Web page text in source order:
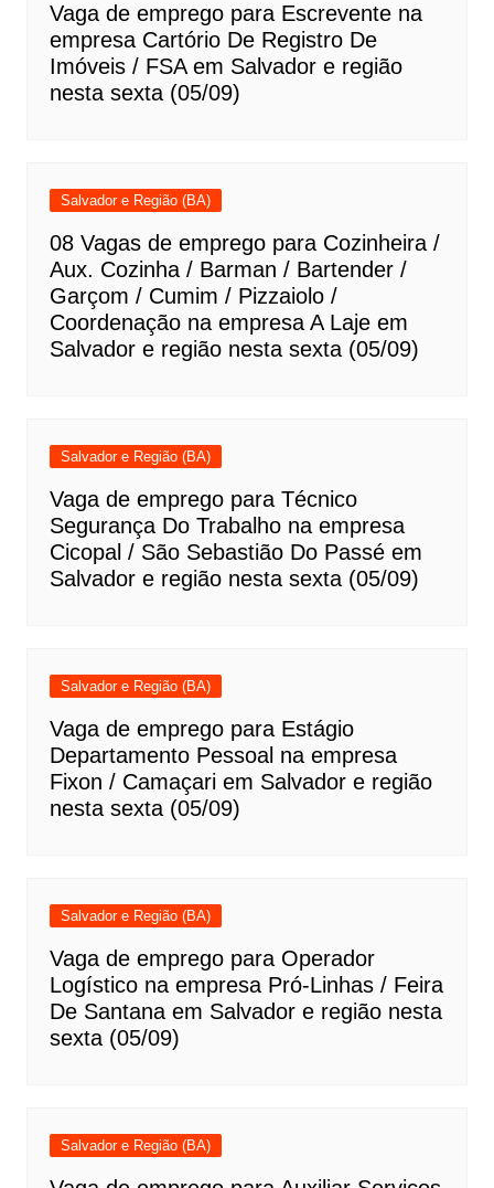
Vaga de emprego para Escrevente na
empresa Cartório De Registro De
Imóveis / FSA em Salvador e região
nesta sexta (05/09)
Salvador e Região (BA)
08 Vagas de emprego para Cozinheira /
Aux. Cozinha / Barman / Bartender /
Garçom / Cumim / Pizzaiolo /
Coordenação na empresa A Laje em
Salvador e região nesta sexta (05/09)
Salvador e Região (BA)
Vaga de emprego para Técnico
Segurança Do Trabalho na empresa
Cicopal / São Sebastião Do Passé em
Salvador e região nesta sexta (05/09)
Salvador e Região (BA)
Vaga de emprego para Estágio
Departamento Pessoal na empresa
Fixon / Camaçari em Salvador e região
nesta sexta (05/09)
Salvador e Região (BA)
Vaga de emprego para Operador
Logístico na empresa Pró-Linhas / Feira
De Santana em Salvador e região nesta
sexta (05/09)
Salvador e Região (BA)